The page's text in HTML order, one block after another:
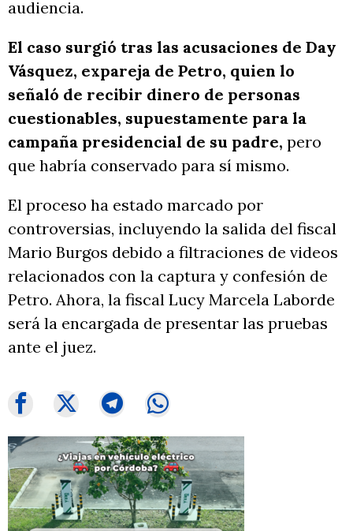
audiencia.
El caso surgió tras las acusaciones de Day
Vásquez, expareja de Petro, quien lo
señaló de recibir dinero de personas
cuestionables, supuestamente para la
campaña presidencial de su padre, pero
que habría conservado para sí mismo.
El proceso ha estado marcado por
controversias, incluyendo la salida del fiscal
Mario Burgos debido a filtraciones de videos
relacionados con la captura y confesión de
Petro. Ahora, la fiscal Lucy Marcela Laborde
será la encargada de presentar las pruebas
ante el juez.